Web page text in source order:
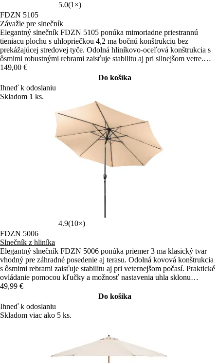
5.0(1×)
FDZN 5105
Závažie pre slnečník
Elegantný slnečník FDZN 5105 ponúka mimoriadne priestrannú
tieniacu plochu s uhlopriečkou 4,2 ma bočnú konštrukciu bez
prekážajúcej stredovej tyče. Odolná hliníkovo-oceľová konštrukcia s
ôsmimi robustnými rebrami zaisťuje stabilitu aj pri silnejšom vetre.
Praktické ovládanie pomocou kľučky, možnosť naklápania aj otáčania
o 360 ° poskytujú maximálnu flexibilitu pri vonkajšom posedení.
149,00 €
Do košíka
Ihneď k odoslaniu
Skladom 1 ks.
4.9(10×)
FDZN 5006
Slnečník z hliníka
Elegantný slnečník FDZN 5006 ponúka priemer 3 ma klasický tvar
vhodný pre záhradné posedenie aj terasu. Odolná kovová konštrukcia
s ôsmimi rebrami zaisťuje stabilitu aj pri veternejšom počasí. Praktické
ovládanie pomocou kľučky a možnosť nastavenia uhla sklonu
umožňujú pohodlné a flexibilné tienenie počas celého dňa.
49,99 €
Do košíka
Ihneď k odoslaniu
Skladom viac ako 5 ks.